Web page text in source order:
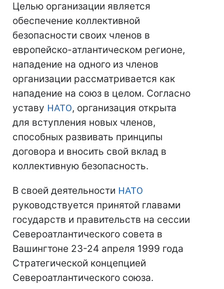
Целью организации является
обеспечение коллективной
безопасности своих членов в
европейско-атлантическом регионе,
нападение на одного из членов
организации рассматривается как
нападение на союз в целом. Согласно
уставу НАТО, организация открыта
для вступления новых членов,
способных развивать принципы
договора и вносить свой вклад в
коллективную безопасность.
В своей деятельности НАТО
руководствуется принятой главами
государств и правительств на сессии
Североатлантического совета в
Вашингтоне 23-24 апреля 1999 года
Стратегической концепцией
Североатлантического союза.